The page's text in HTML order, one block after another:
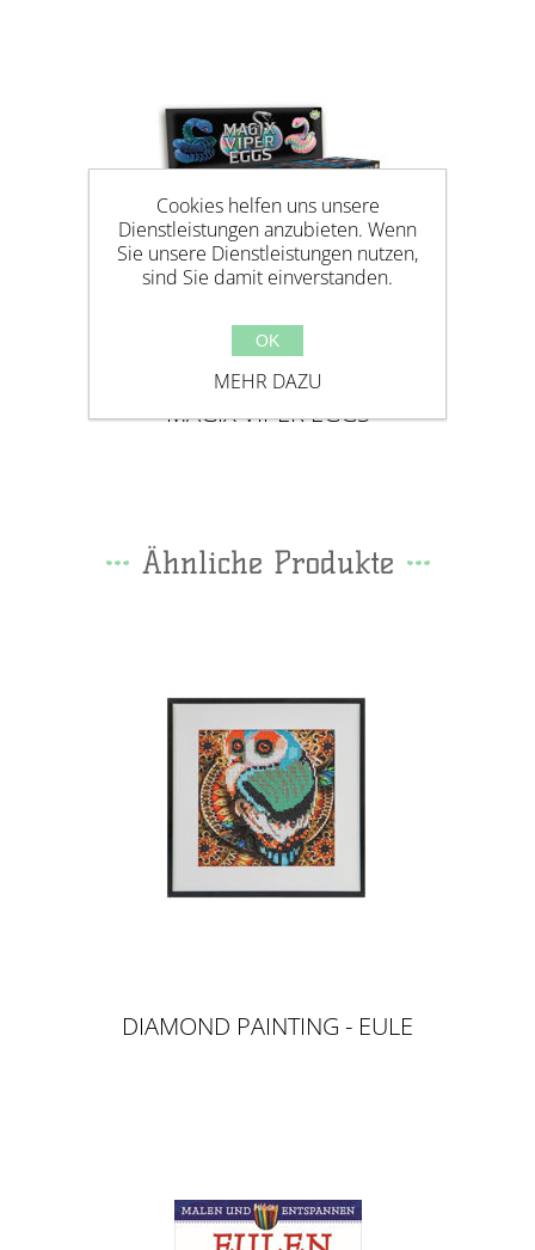
MAGIX VIPER EGGS
Ähnliche Produkte
DIAMOND PAINTING - EULE
Cookies helfen uns unsere
Dienstleistungen anzubieten. Wenn
Sie unsere Dienstleistungen nutzen,
sind Sie damit einverstanden.
OK
MEHR DAZU